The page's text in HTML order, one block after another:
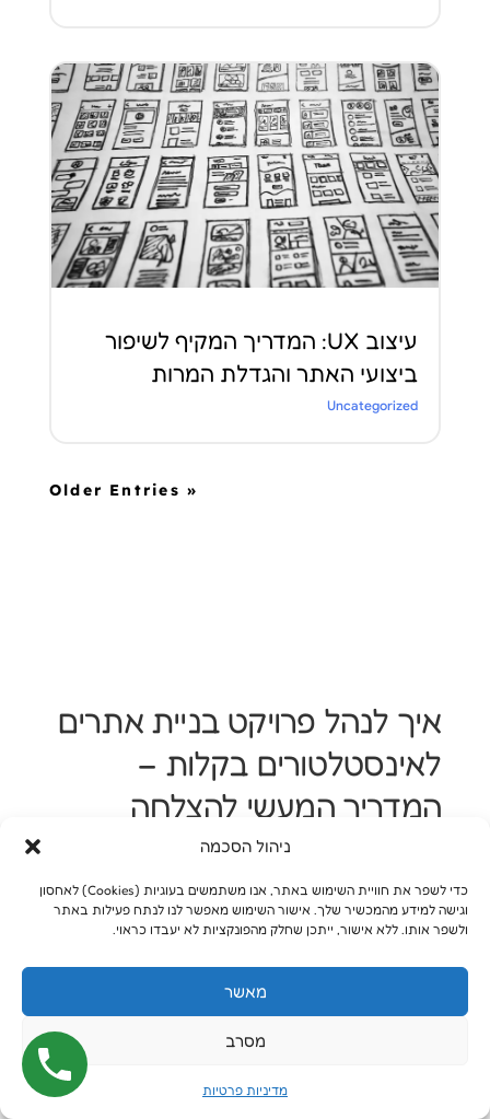
ניהול הסכמה
כדי לשפר את חוויית השימוש באתר, אנו משתמשים בעוגיות (Cookies) לאחסון
וגישה למידע מהמכשיר שלך. אישור השימוש מאפשר לנו לנתח פעילות באתר
ולשפר אותו. ללא אישור, ייתכן שחלק מהפונקציות לא יעבדו כראוי.
מאשר
מסרב
מדיניות פרטיות
עיצוב UX: המדריך המקיף לשיפור
ביצועי האתר והגדלת המרות
Uncategorized
« Older Entries
איך לנהל פרויקט בניית אתרים
לאינסטלטורים בקלות –
המדריך המעשי להצלחה
ניהול של פרויקטבניית אתרים לאינסטלטורים
במיוחד. מצד אחד יש ציפיות גבוהות, מצד שני
יש אינספור פרטים קטנים: עיצוב, תוכן, SEO,
חוויית משתמש, לוחות זמנים, אישורים, תיקונים,
פיתוח, בדיקות ועוד. בעלי עסקים רבים מתחילים